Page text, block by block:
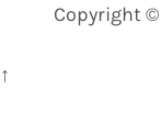
Copyright
↑